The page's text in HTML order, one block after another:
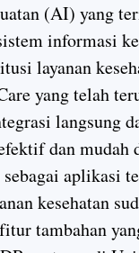
(AI) yang
informasi
layanan
yang telah
langsung
dan
aplikasi
kesehatan
tambahan